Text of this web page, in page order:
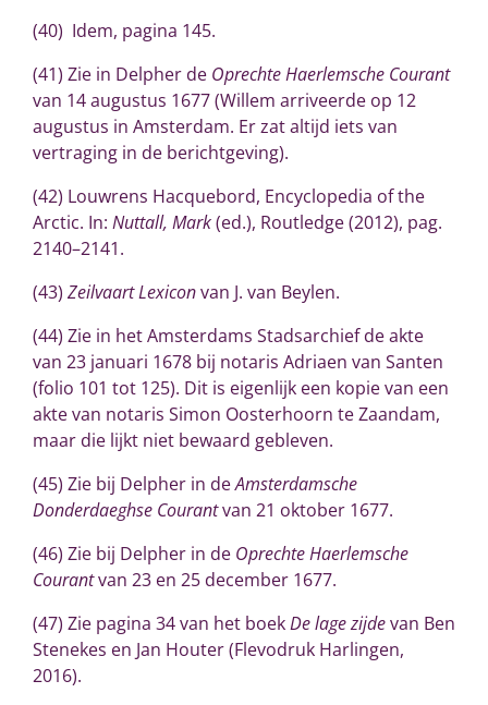
(40) Idem, pagina 145.
(41) Zie in Delpher de Oprechte Haerlemsche Courant
van 14 augustus 1677 (Willem arriveerde op 12
augustus in Amsterdam. Er zat altijd iets van
vertraging in de berichtgeving).
(42) Louwrens Hacquebord, Encyclopedia of the
Arctic. In: Nuttall, Mark(ed.), Routledge (2012), pag.
2140–2141.
(43) Zeilvaart Lexiconvan J. van Beylen.
(44) Zie in het Amsterdams Stadsarchief de akte
van 23 januari 1678 bij notaris Adriaen van Santen
(folio 101 tot 125). Dit is eigenlijk een kopie van een
akte van notaris Simon Oosterhoorn te Zaandam,
maar die lijkt niet bewaard gebleven.
(45) Zie bij Delpher in deAmsterdamsche
Donderdaeghse Courantvan 21 oktober 1677.
(46) Zie bij Delpher in de Oprechte Haerlemsche
Courantvan 23 en 25 december 1677.
(47) Zie pagina 34 van het boekDe lage zijdevan Ben
Stenekes en Jan Houter (Flevodruk Harlingen,
2016).